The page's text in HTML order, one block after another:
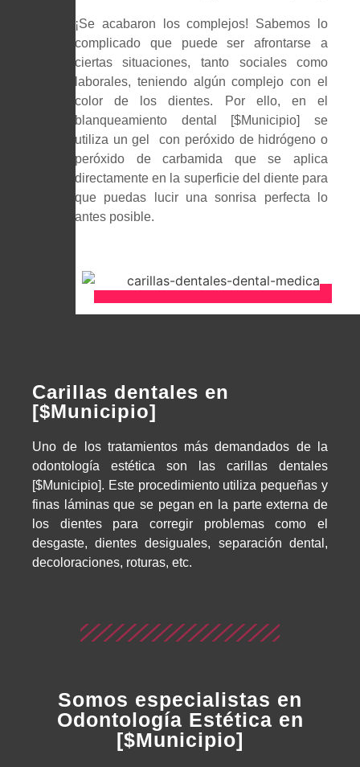
¡Se acabaron los complejos! Sabemos lo
complicado que puede ser afrontarse a
ciertas situaciones, tanto sociales como
laborales, teniendo algún complejo con el
color de los dientes. Por ello, en el
blanqueamiento dental [$Municipio] se
utiliza un gel con peróxido de hidrógeno o
peróxido de carbamida que se aplica
directamente en la superficie del diente para
que puedas lucir una sonrisa perfecta lo
antes posible.
Carillas dentales en
[$Municipio]
Uno de los tratamientos más demandados de la
odontología estética son las carillas dentales
[$Municipio]. Este procedimiento utiliza pequeñas y
finas láminas que se pegan en la parte externa de
los dientes para corregir problemas como el
desgaste, dientes desiguales, separación dental,
decoloraciones, roturas, etc.
Somos especialistas en
Odontología Estética en
[$Municipio]